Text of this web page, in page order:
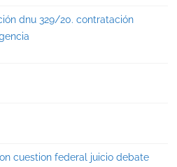
dnu 329/20. contratación
cuestion federal juicio debate